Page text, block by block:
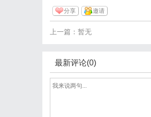
分享 邀请
上一篇：暂无
最新评论(0)